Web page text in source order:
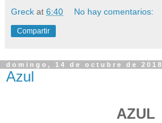
Greck at 6:40 No hay comentarios:
Compartir
domingo, 14 de octubre de 2018
Azul
AZUL